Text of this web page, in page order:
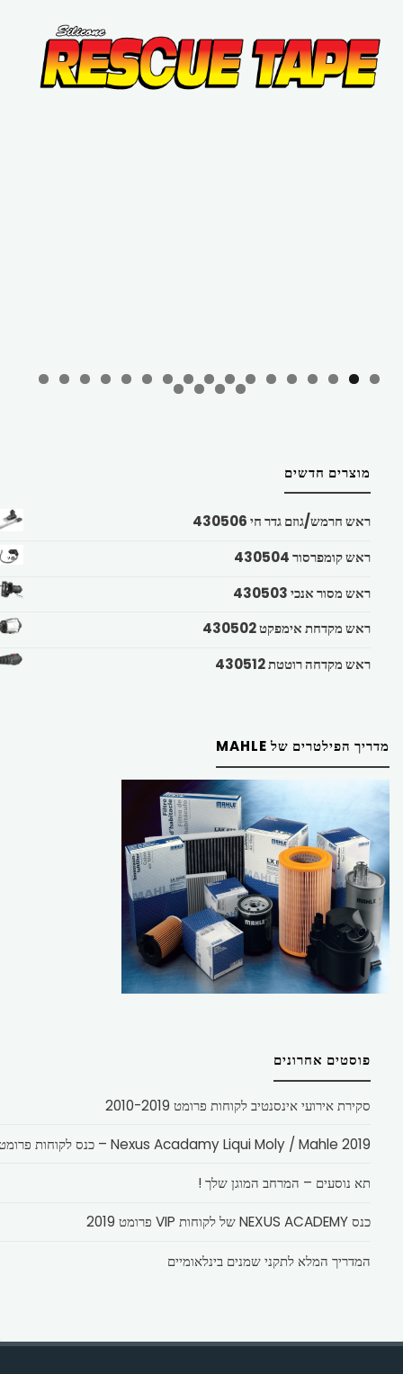
מוצרים חדשים
ראש חרמש/גוזם גדר חי 430506
ראש קומפרסור 430504
ראש מסור אנכי 430503
ראש מקדחת אימפקט 430502
ראש מקדחה רוטטת 430512
מדריך הפילטרים של MAHLE
פוסטים אחרונים
סקירת אירועי אינסנטיב לקוחות פרומט 2010-2019
Nexus Acadamy Liqui Moly / Mahle 2019 – כנס לקוחות פרומט
תא נוסעים – המרחב המוגן שלך !
כנס NEXUS ACADEMY של לקוחות VIP פרומט 2019
המדריך המלא לתקני שמנים בינלאומיים